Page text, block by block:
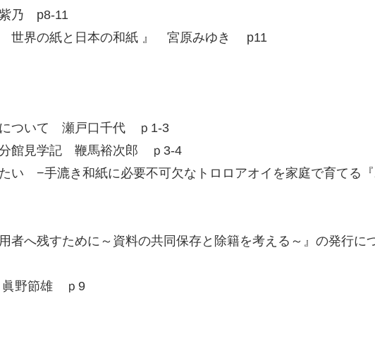
乃 p8-11
世界の紙と日本の和紙 』 宮原みゆき p11
について 瀬戸口千代 ｐ1-3
分館見学記 鞭馬裕次郎 ｐ3-4
い −手漉き和紙に必要不可欠なトロロアオイを家庭で育てる
者へ残すために～資料の共同保存と除籍を考える～』の発行
眞野節雄 ｐ9